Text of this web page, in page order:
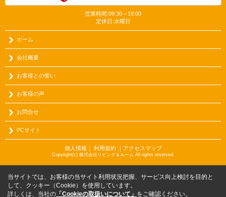
営業時間:09:30～18:00
定休日:水曜日
ホーム
会社概要
お客様との誓い
お客様の声
お問合せ
PCサイト
個人情報 利用規約｜ アクセスマップ
Copyright(c) 株式会社リビング＆ルーム All rights reserved.
当サイトでは、お客様の当サイト利用状況把握、サービス向上検討を目的と
して、クッキー（Cookie）を使用しています。
詳しくは、当社の 「Cookieの取扱いについて」 をご確認ください。